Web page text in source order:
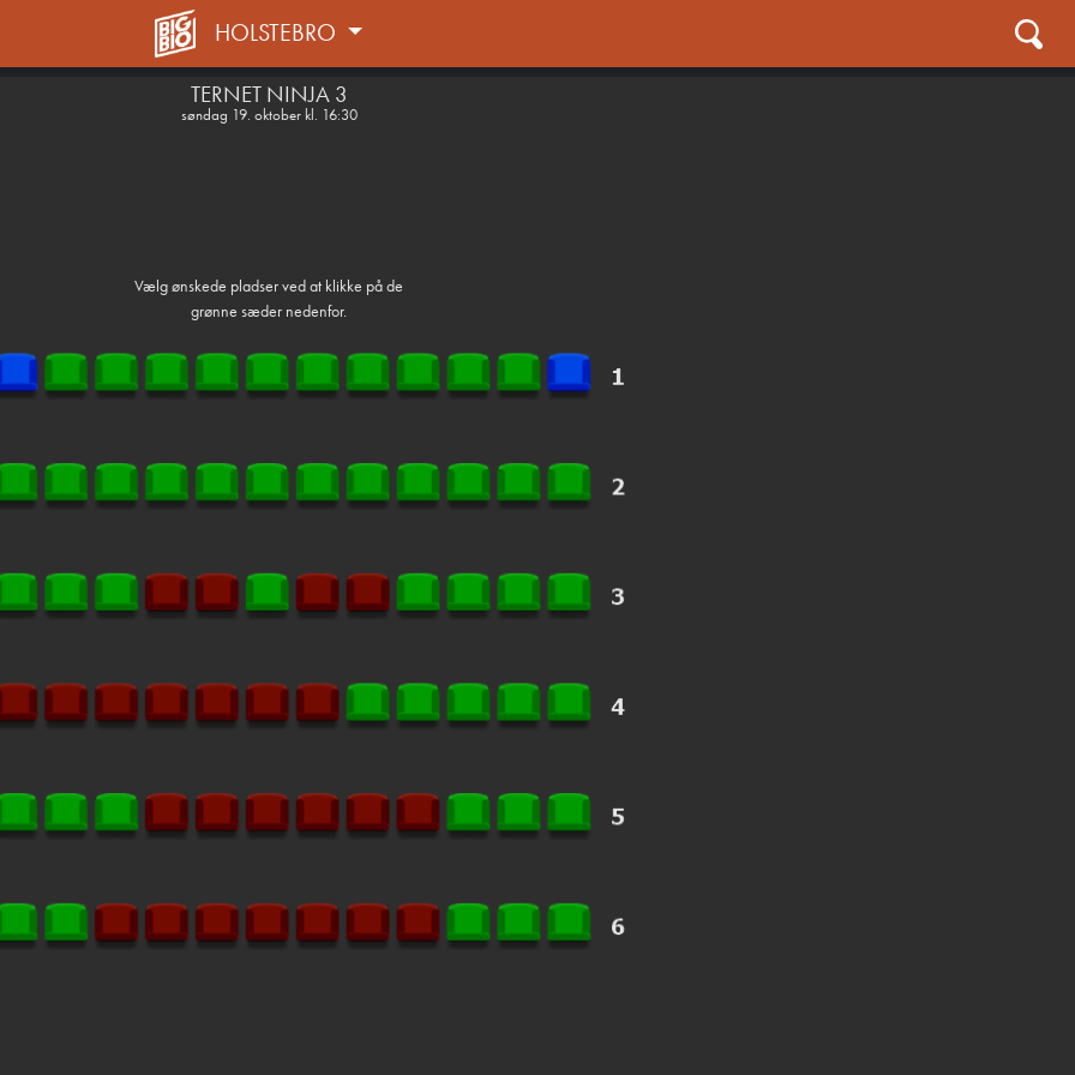
HOLSTEBRO
TERNET NINJA 3
søndag 19. oktober kl. 16:30
Vælg ønskede pladser ved at klikke på de
grønne sæder nedenfor.
1step-front02 051820